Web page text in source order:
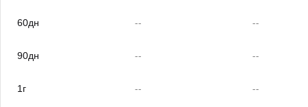
60дн -- --
90дн -- --
1г -- --